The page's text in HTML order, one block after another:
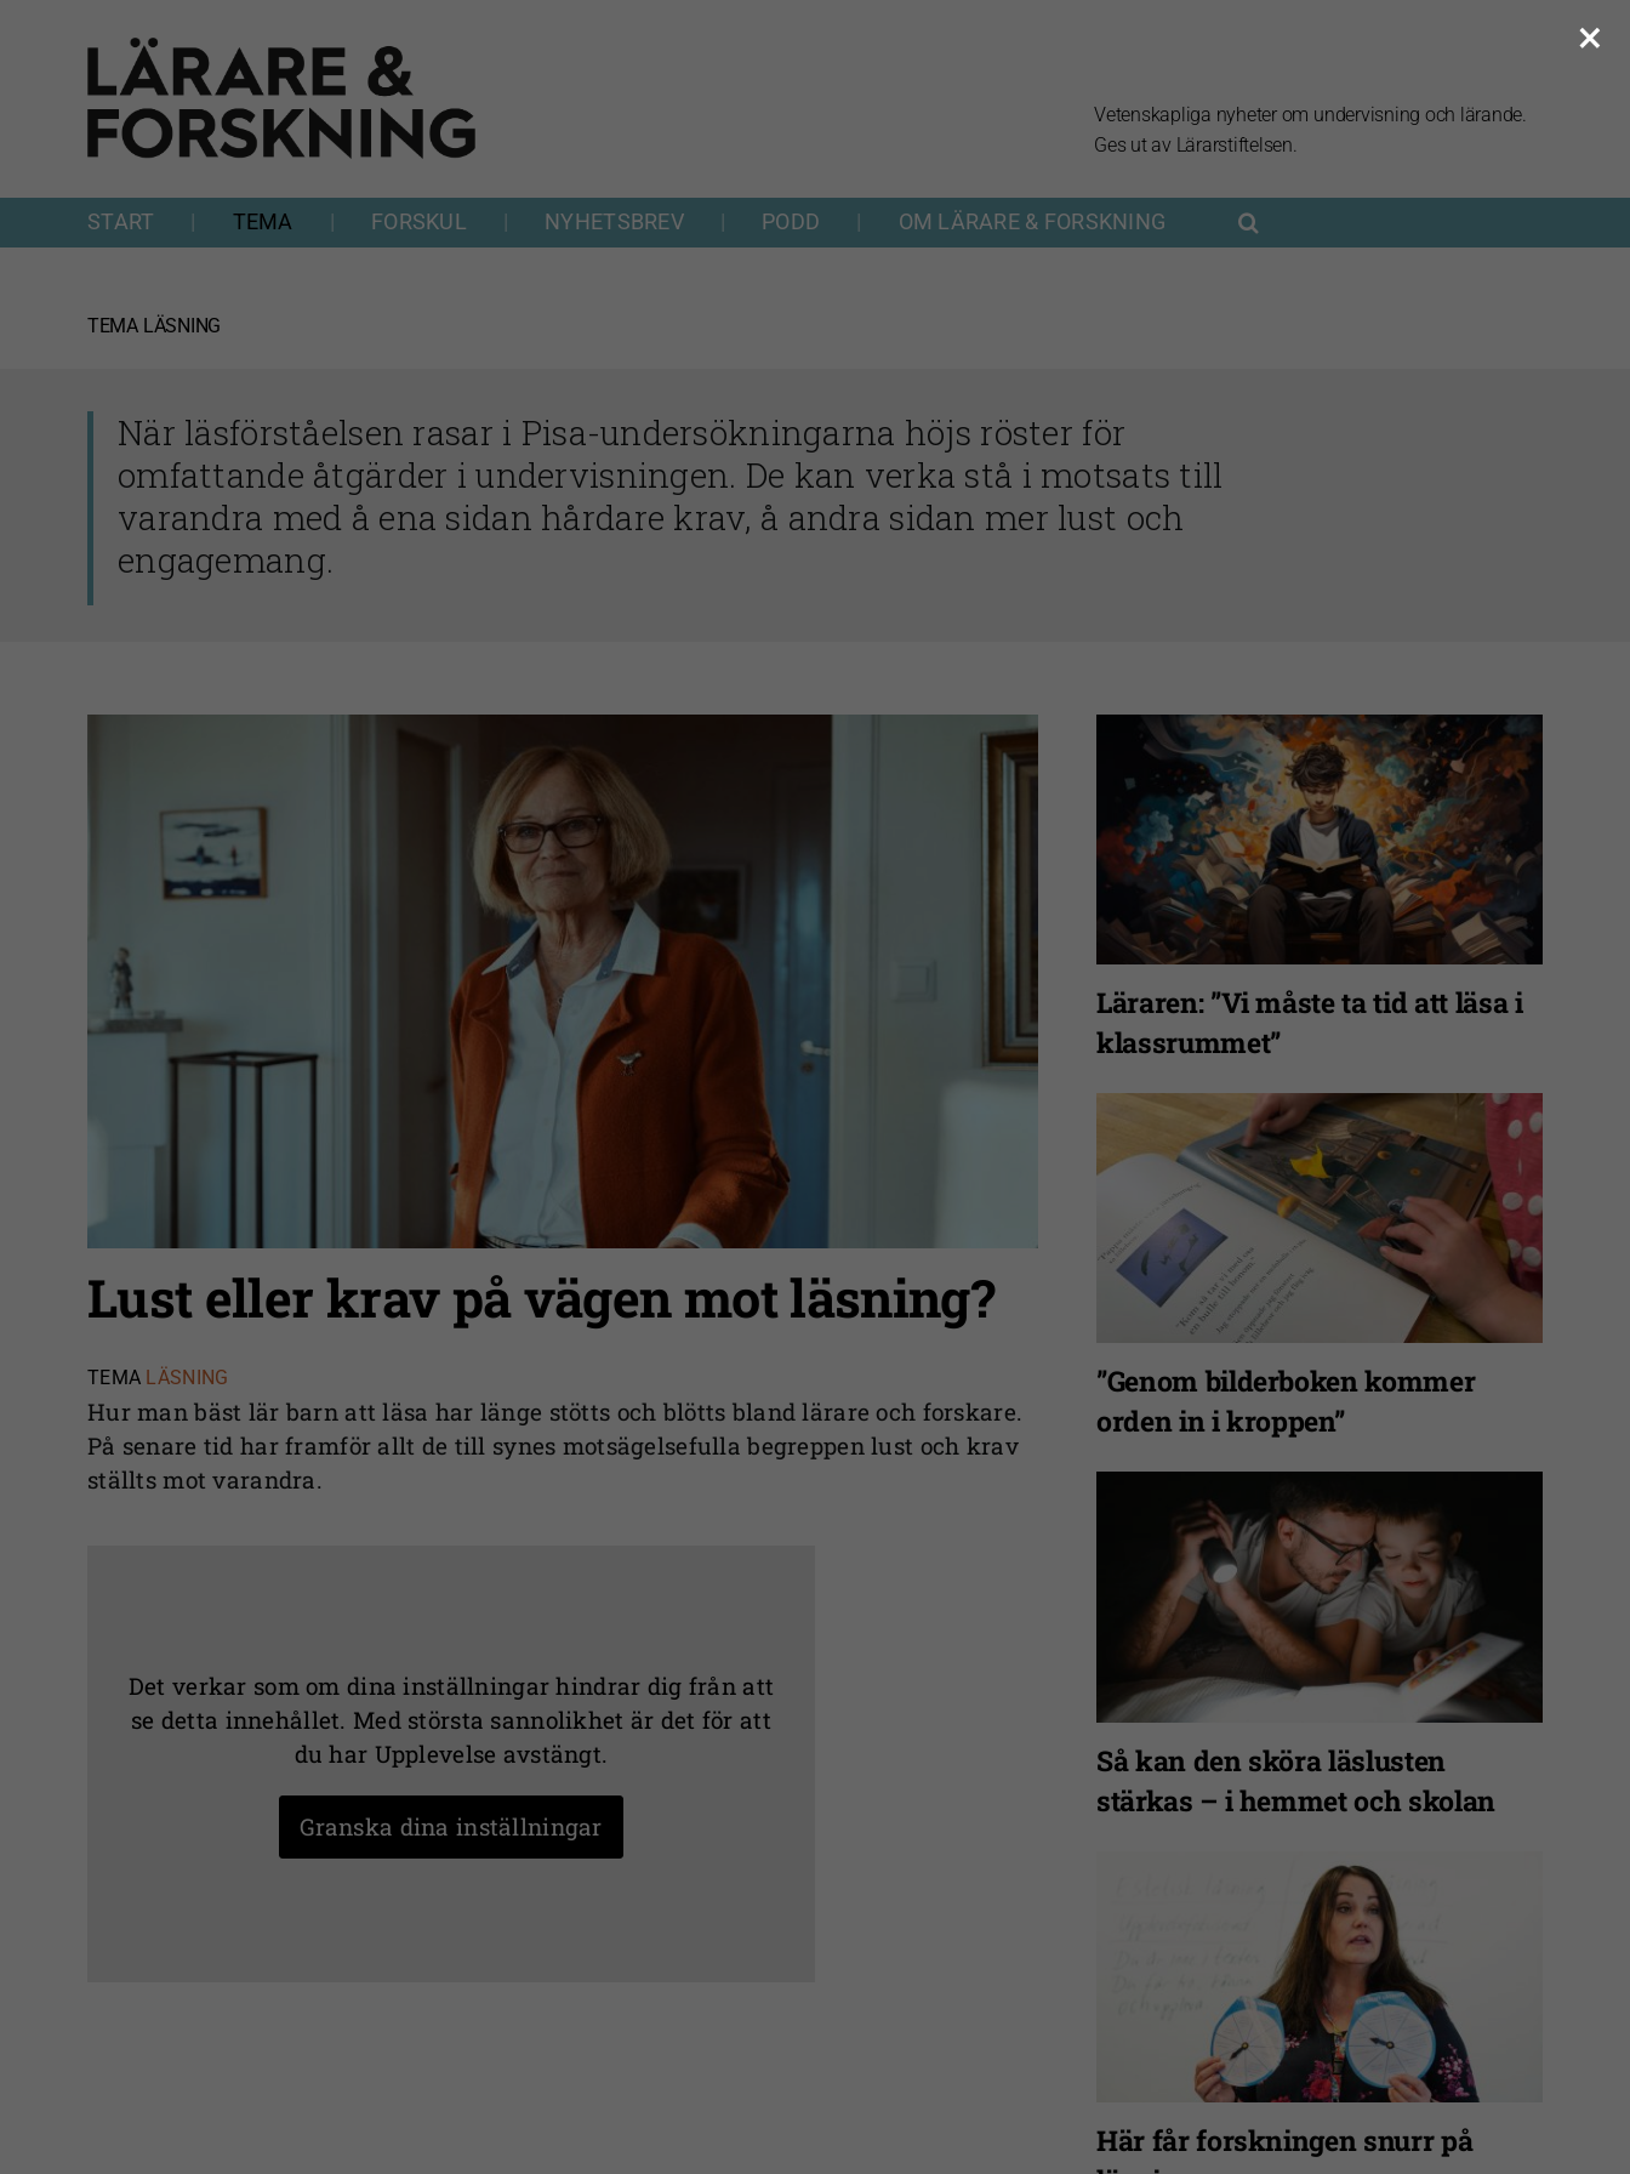
innehållet
Vetenskapliga nyheter om undervisning och lärande.
Ges ut av Lärarstiftelsen.
START TEMA FORSKUL NYHETSBREV PODD OM LÄRARE & FORSKNING
TEMA LÄSNING
När läsförståelsen rasar i Pisa-undersökningarna höjs röster för
omfattande åtgärder i undervisningen. De kan verka stå i motsats till
varandra med å ena sidan hårdare krav, å andra sidan mer lust och
engagemang.
Lust eller krav på vägen mot läsning?
TEMA LÄSNING
Hur man bäst lär barn att läsa har länge stötts och blötts bland lärare och forskare.
På senare tid har framför allt de till synes motsägelsefulla begreppen lust och krav
ställts mot varandra.
Det verkar som om dina inställningar hindrar dig från att
se detta innehållet. Med största sannolikhet är det för att
du har Upplevelse avstängt.
Granska dina inställningar
Läraren: ”Vi måste ta tid att läsa i
klassrummet”
”Genom bilderboken kommer
orden in i kroppen”
Så kan den sköra läslusten
stärkas – i hemmet och skolan
Här får forskningen snurr på
×